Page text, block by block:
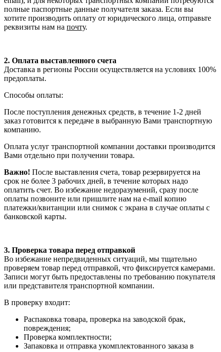
полные паспортные данные получателя заказа. Если вы
хотите производить оплату от юридического лица, отправьте
реквизиты нам на почту.
2. Оплата выставленного счета
Доставка в регионы России осуществляется на условиях 100%
предоплаты.
Способы оплаты:
После поступления денежных средств, в течение 1-2 дней
заказ готовится к передаче в выбранную Вами транспортную
компанию.
Оплата услуг транспортной компании доставки производится
Вами отдельно при получении товара.
Важно! После выставления счета, товар резервируется на
срок не более 3 рабочих дней, в течение которых надо
оплатить счет. Во избежание недоразумений, сразу после
оплаты позвоните или пришлите нам на e-mail копию
платежки/квитанции или снимок с экрана в случае оплаты с
банковской карты.
3. Проверка товара перед отправкой
Во избежание непредвиденных ситуаций, мы тщательно
проверяем товар перед отправкой, что фиксируется камерами.
Записи могут быть предоставлены по требованию покупателя
или представителя транспортной компании.
В проверку входит:
Распаковка товара, проверка на заводской брак,
повреждения;
Проверка комплектности;
Запаковка и отправка укомплектованного заказа в